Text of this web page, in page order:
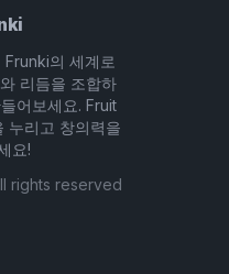
플레이어이든, 미래
는 음악 제작을 상
변환하는 재미있고 매
을 제공합니다.
실험하고 귀하의 음악
수 있습니다. 이 게임
수 있는 Incredibox
하고 있어, 사운드를
인 자유를 더욱 제공
한 뮤지션이든,
의 끝없는 가능성과
의 세계로
리듬을 조합하
어보세요. Fruit
누리고 창의력을
요!
rights reserved